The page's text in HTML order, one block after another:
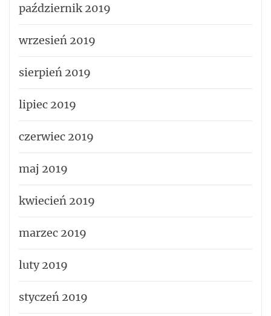
październik 2019
wrzesień 2019
sierpień 2019
lipiec 2019
czerwiec 2019
maj 2019
kwiecień 2019
marzec 2019
luty 2019
styczeń 2019